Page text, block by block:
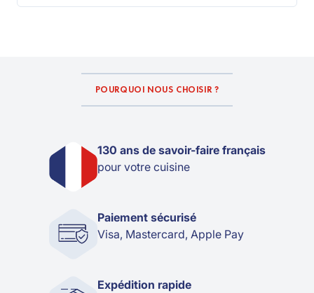
POURQUOI NOUS CHOISIR ?
130 ans de savoir-faire français
pour votre cuisine
Paiement sécurisé
Visa, Mastercard, Apple Pay
Expédition rapide